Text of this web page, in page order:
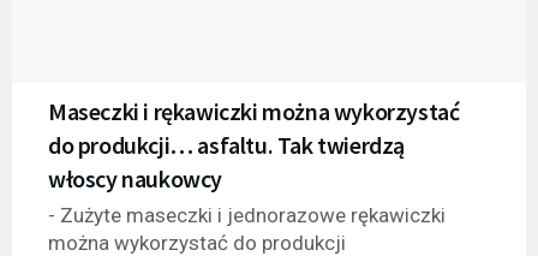
Maseczki i rękawiczki można wykorzystać
do produkcji… asfaltu. Tak twierdzą
włoscy naukowcy
- Zużyte maseczki i jednorazowe rękawiczki
można wykorzystać do produkcji